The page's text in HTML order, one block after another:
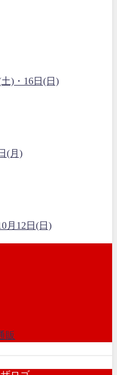
)・16日(日)
(月)
月12日(日)